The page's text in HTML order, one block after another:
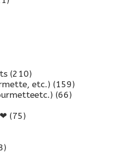
(210)
etc.) (159)
(66)
(75)